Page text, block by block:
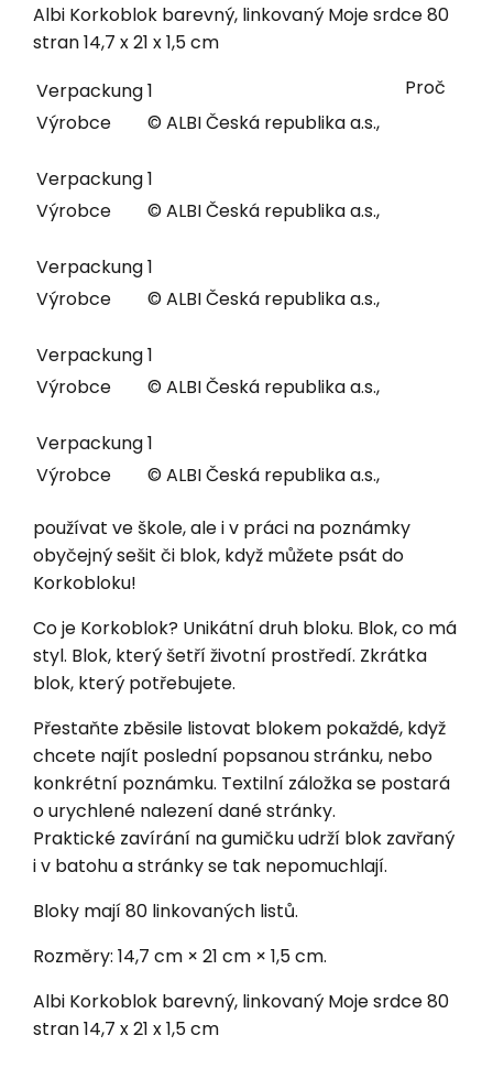
Albi Korkoblok barevný, linkovaný Moje srdce 80
stran 14,7 x 21 x 1,5 cm
Verpackung1
Výrobce
© ALBI Česká republika a.s.,
Verpackung1
Výrobce
© ALBI Česká republika a.s.,
Verpackung1
Výrobce
© ALBI Česká republika a.s.,
Verpackung1
Výrobce
© ALBI Česká republika a.s.,
Verpackung1
Výrobce
© ALBI Česká republika a.s.,
Proč
používat ve škole, ale i v práci na poznámky
obyčejný sešit či blok, když můžete psát do
Korkobloku!
Co je Korkoblok? Unikátní druh bloku. Blok, co má
styl. Blok, který šetří životní prostředí. Zkrátka
blok, který potřebujete.
Přestaňte zběsile listovat blokem pokaždé, když
chcete najít poslední popsanou stránku, nebo
konkrétní poznámku. Textilní záložka se postará
o urychlené nalezení dané stránky.
Praktické zavírání na gumičku udrží blok zavřaný
i v batohu a stránky se tak nepomuchlají.
Bloky mají 80 linkovaných listů.
Rozměry: 14,7 cm × 21 cm × 1,5 cm.
Albi Korkoblok barevný, linkovaný Moje srdce 80
stran 14,7 x 21 x 1,5 cm